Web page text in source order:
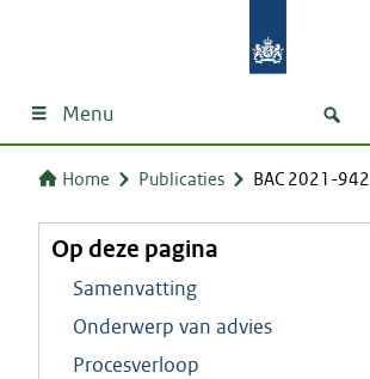
Menu
Home Publicaties BAC 2021-942
Op deze pagina
Samenvatting
Onderwerp van advies
Procesverloop